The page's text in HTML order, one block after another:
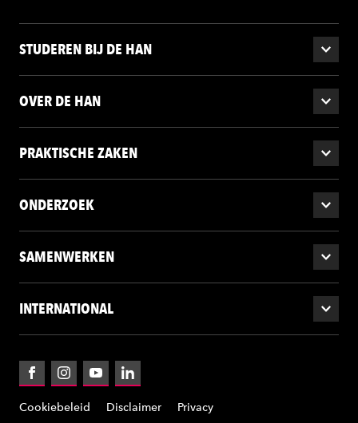
STUDEREN BIJ DE HAN
OVER DE HAN
PRAKTISCHE ZAKEN
ONDERZOEK
SAMENWERKEN
INTERNATIONAL
FacebookInstagramYouTubeLinkedIn
Cookiebeleid Disclaimer Privacy